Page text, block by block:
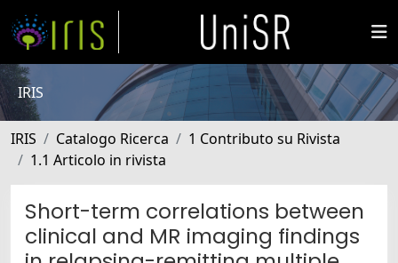
IRIS
IRIS Catalogo Ricerca
1 Contributo su Rivista
1.1 Articolo in rivista
Short-term correlations between
clinical and MR imaging findings